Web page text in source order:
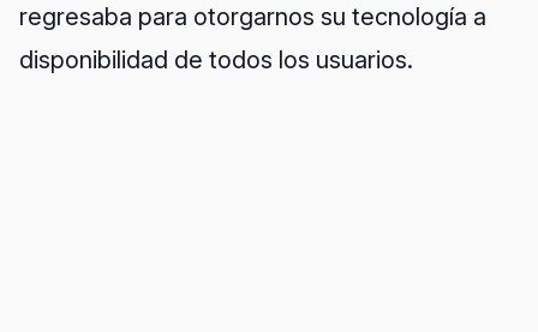
regresaba para otorgarnos su tecnología a
disponibilidad de todos los usuarios.